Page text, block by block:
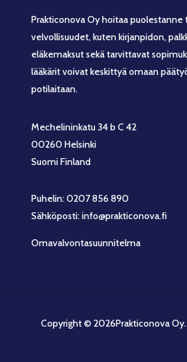
Prakticonova Oy hoitaa puolestanne
velvollisuudet, kuten kirjanpidon,
eläkemaksut sekä tarvittavat
lääkärit voivat keskittyä omaan
potilaitaan.
Mechelininkatu 34 b C 42
00260 Helsinki
Suomi Finland
Puhelin: 0207 856 890
Sähköposti: info@prakticonova.fi
Omavalvontasuunnitelma
Copyright © 2026Prakticonova Oy.